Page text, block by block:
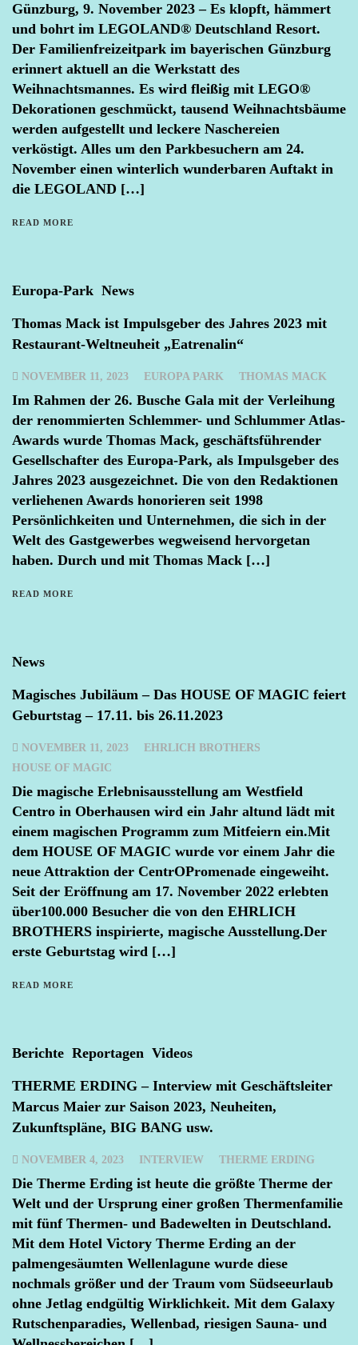
Günzburg, 9. November 2023 – Es klopft, hämmert
und bohrt im LEGOLAND® Deutschland Resort.
Der Familienfreizeitpark im bayerischen Günzburg
erinnert aktuell an die Werkstatt des
Weihnachtsmannes. Es wird fleißig mit LEGO®
Dekorationen geschmückt, tausend Weihnachtsbäume
werden aufgestellt und leckere Naschereien
verköstigt. Alles um den Parkbesuchern am 24.
November einen winterlich wunderbaren Auftakt in
die LEGOLAND […]
READ MORE
Europa-Park News
Thomas Mack ist Impulsgeber des Jahres 2023 mit
Restaurant-Weltneuheit „Eatrenalin“
NOVEMBER 11, 2023 EUROPA PARK THOMAS MACK
Im Rahmen der 26. Busche Gala mit der Verleihung
der renommierten Schlemmer- und Schlummer Atlas-
Awards wurde Thomas Mack, geschäftsführender
Gesellschafter des Europa-Park, als Impulsgeber des
Jahres 2023 ausgezeichnet. Die von den Redaktionen
verliehenen Awards honorieren seit 1998
Persönlichkeiten und Unternehmen, die sich in der
Welt des Gastgewerbes wegweisend hervorgetan
haben. Durch und mit Thomas Mack […]
READ MORE
News
Magisches Jubiläum – Das HOUSE OF MAGIC feiert
Geburtstag – 17.11. bis 26.11.2023
NOVEMBER 11, 2023
EHRLICH BROTHERS
HOUSE OF MAGIC
Die magische Erlebnisausstellung am Westfield
Centro in Oberhausen wird ein Jahr altund lädt mit
einem magischen Programm zum Mitfeiern ein.Mit
dem HOUSE OF MAGIC wurde vor einem Jahr die
neue Attraktion der CentrOPromenade eingeweiht.
Seit der Eröffnung am 17. November 2022 erlebten
über100.000 Besucher die von den EHRLICH
BROTHERS inspirierte, magische Ausstellung.Der
erste Geburtstag wird […]
READ MORE
Berichte Reportagen Videos
THERME ERDING – Interview mit Geschäftsleiter
Marcus Maier zur Saison 2023, Neuheiten,
Zukunftspläne, BIG BANG usw.
NOVEMBER 4, 2023 INTERVIEW THERME ERDING
Die Therme Erding ist heute die größte Therme der
Welt und der Ursprung einer großen Thermenfamilie
mit fünf Thermen- und Badewelten in Deutschland.
Mit dem Hotel Victory Therme Erding an der
palmengesäumten Wellenlagune wurde diese
nochmals größer und der Traum vom Südseeurlaub
ohne Jetlag endgültig Wirklichkeit. Mit dem Galaxy
Rutschenparadies, Wellenbad, riesigen Sauna- und